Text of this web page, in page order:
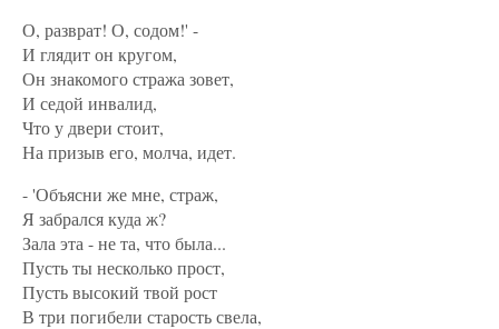
О, разврат! О, содом!' -
И глядит он кругом,
Он знакомого стража зовет,
И седой инвалид,
Что у двери стоит,
На призыв его, молча, идет.
- 'Объясни же мне, страж,
Я забрался куда ж?
Зала эта - не та, что была...
Пусть ты несколько прост,
Пусть высокий твой рост
В три погибели старость свела,